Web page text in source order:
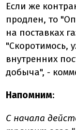
Если же
продлен, то
на поставках
"Скоротимось,
внутренних
добыча", -
Напомним:
С начала